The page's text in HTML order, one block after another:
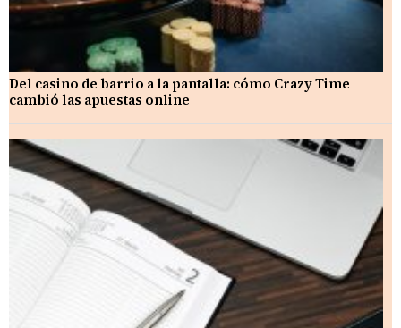
Del casino de barrio a la pantalla: cómo Crazy Time
cambió las apuestas online